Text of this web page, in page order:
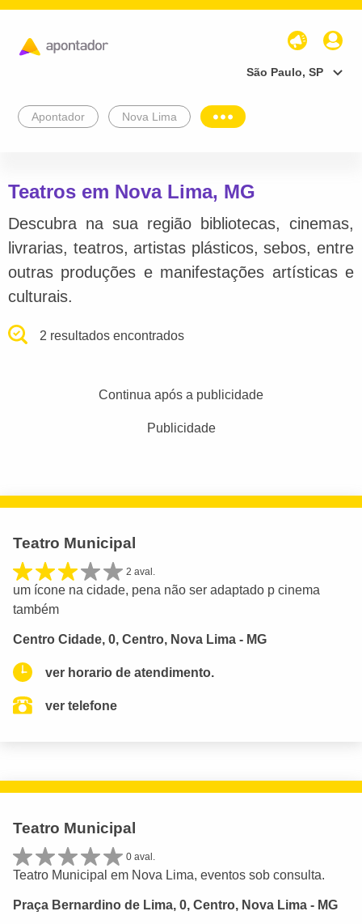
São Paulo, SP
Apontador Nova Lima
Teatros em Nova Lima, MG
Descubra na sua região bibliotecas, cinemas,
livrarias, teatros, artistas plásticos, sebos, entre
outras produções e manifestações artísticas e
culturais.
2 resultados encontrados
Continua após a publicidade
Publicidade
Teatro Municipal
2 aval.
um ícone na cidade, pena não ser adaptado p cinema
também
Centro Cidade, 0, Centro, Nova Lima - MG
ver horario de atendimento.
ver telefone
Teatro Municipal
0 aval.
Teatro Municipal em Nova Lima, eventos sob consulta.
Praça Bernardino de Lima, 0, Centro, Nova Lima - MG